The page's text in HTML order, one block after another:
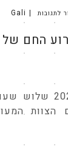
לתגובות
מרתון
2024
האירוע
Gali
מרתון פלוריס
הצוות